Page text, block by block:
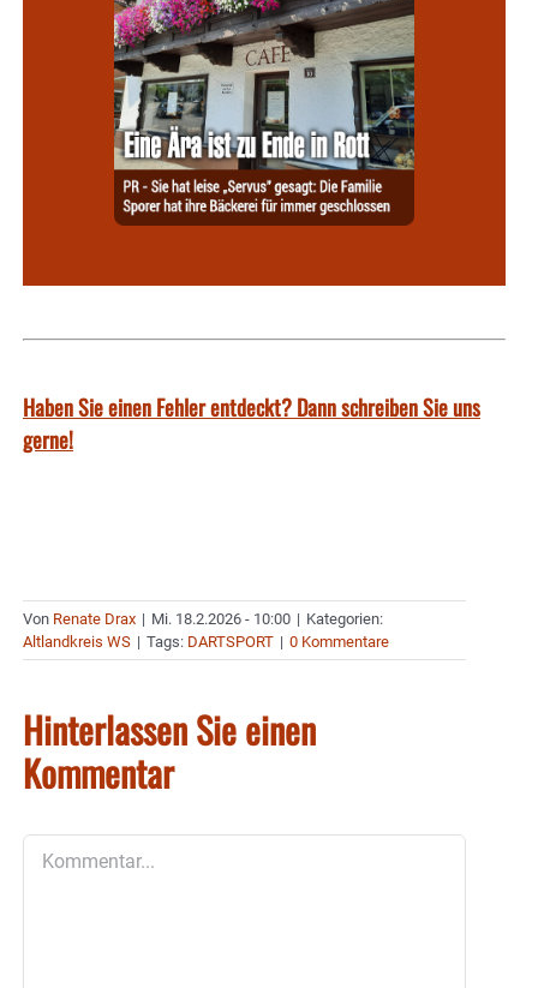
Haben Sie einen Fehler entdeckt? Dann schreiben Sie uns
gerne!
Von Renate Drax | Mi. 18.2.2026 - 10:00 | Kategorien:
Altlandkreis WS | Tags: DARTSPORT | 0 Kommentare
Hinterlassen Sie einen
Kommentar